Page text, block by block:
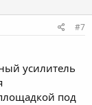
#7
усилитель
под